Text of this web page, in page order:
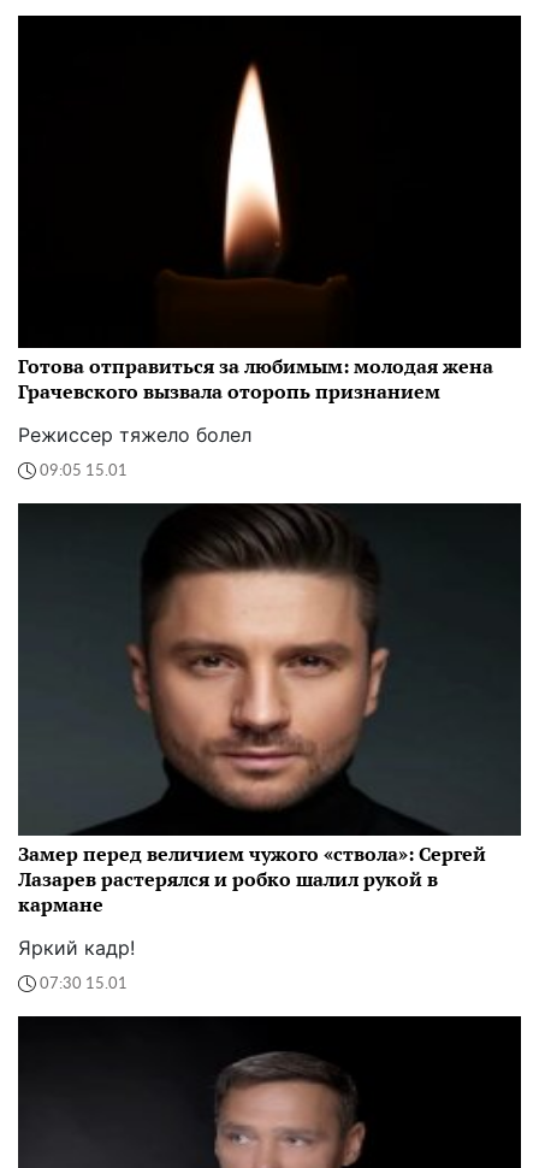
Готова отправиться за любимым: молодая жена
Грачевского вызвала оторопь признанием
Режиссер тяжело болел
09:05 15.01
Замер перед величием чужого «ствола»: Сергей
Лазарев растерялся и робко шалил рукой в
кармане
Яркий кадр!
07:30 15.01